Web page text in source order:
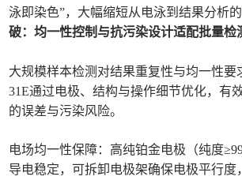
泳即染色”，大幅缩短从电泳到结果分析
破：均一性控制与抗污染设计适配批量检
大规模样本检测对结果重复性与均一性要
31E通过电极、结构与操作细节优化，有
的误差与污染风险。
电场均一性保障：高纯铂金电极（纯度
导电稳定，可拆卸电极架确保电极平行度